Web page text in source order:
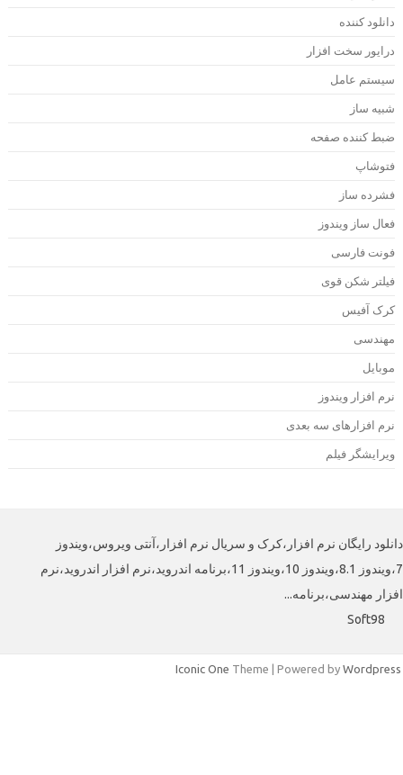
کننده
سخت افزار
عامل
ساز
کننده صفحه
ساز
ساز ویندوز
فارسی
شکن قوی
آفیس
افزار ویندوز
افزارهای سه بعدی
فیلم
رایگان نرم افزار،کرک و سریال نرم افزار،آنتی ویروس،ویندوز
7،ویندوز 8.1،ویندوز 10،ویندوز 11،برنامه اندروید،نرم افزار اندروید،نرم
مهندسی،برنامه...
Soft98
Iconic One Theme | Powered by